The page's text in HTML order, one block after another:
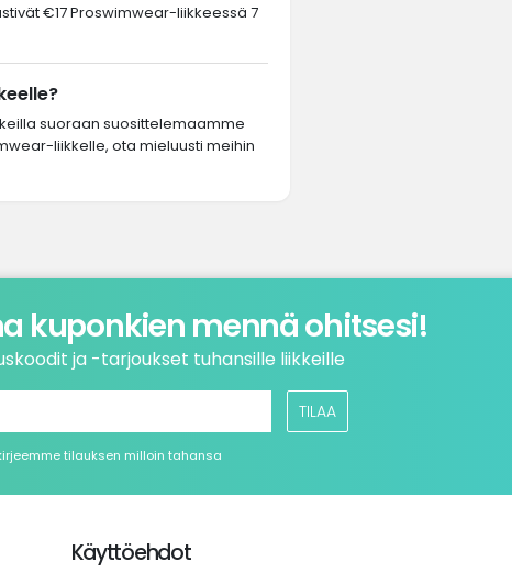
€17 Proswimwear-liikkeessä 7
suoraan suosittelemaamme
liikkelle, ota mieluusti meihin
kuponkien mennä ohitsesi!
ja -tarjoukset tuhansille liikkeille
TILAA
tilauksen milloin tahansa
Käyttöehdot